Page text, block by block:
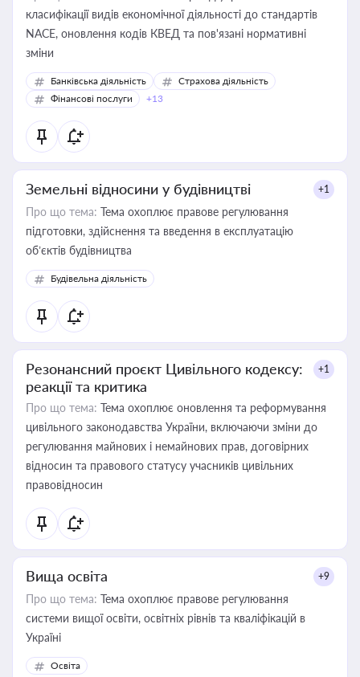
класифікації видів економічної діяльності до стандартів
NACE, оновлення кодів КВЕД та пов'язані нормативні
зміни
Банківська діяльність
Страхова діяльність
Фінансові послуги
+13
Земельні відносини у будівництві +1
Про що тема: Тема охоплює правове регулювання
підготовки, здійснення та введення в експлуатацію
об’єктів будівництва
Будівельна діяльність
Резонансний проєкт Цивільного кодексу:
реакції та критика
+1
Про що тема: Тема охоплює оновлення та реформування
цивільного законодавства України, включаючи зміни до
регулювання майнових і немайнових прав, договірних
відносин та правового статусу учасників цивільних
правовідносин
Вища освіта +9
Про що тема: Тема охоплює правове регулювання
системи вищої освіти, освітніх рівнів та кваліфікацій в
Україні
Освіта